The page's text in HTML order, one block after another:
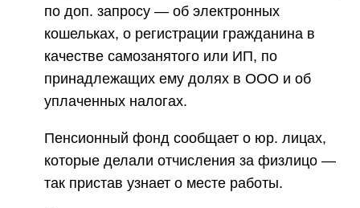
по доп. запросу — об электронных
кошельках, о регистрации гражданина в
качестве самозанятого или ИП, по
принадлежащих ему долях в ООО и об
уплаченных налогах.
Пенсионный фонд сообщает о юр. лицах,
которые делали отчисления за физлицо —
так пристав узнает о месте работы.